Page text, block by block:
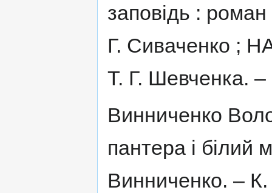
заповідь :
Г. Сиваченко ;
Т. Г. Шевченка.
Винниченко
пантера і
Винниченко. –